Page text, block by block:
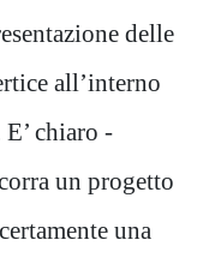
delle
all’interno
chiaro -
un progetto
una